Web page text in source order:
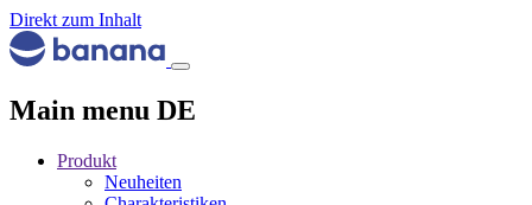
Direkt zum Inhalt
Main menu DE
Produkt
Neuheiten